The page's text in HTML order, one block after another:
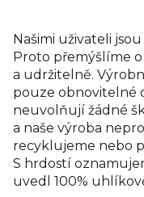
Našimi uživateli
Proto přemýšlíme
a udržitelně.
pouze obnovitelné
neuvolňují žádné
a naše výroba
recyklujeme nebo
S hrdostí
uvedl 100%